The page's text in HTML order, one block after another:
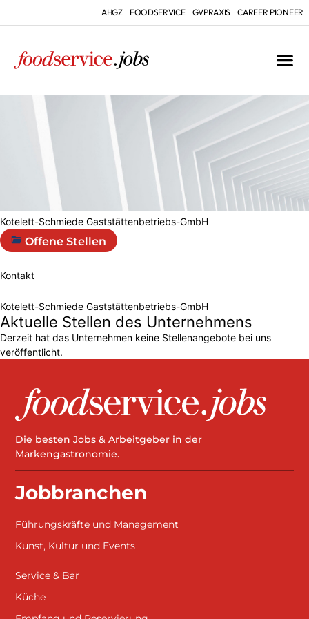
AHGZ FOODSERVICE GVPRAXIS CAREER PIONEER
Kotelett-Schmiede Gaststättenbetriebs-GmbH
Offene Stellen
Kontakt
Kotelett-Schmiede Gaststättenbetriebs-GmbH
Aktuelle Stellen des Unternehmens
Derzeit hat das Unternehmen keine Stellenangebote bei uns
veröffentlicht.
Die besten Jobs & Arbeitgeber in der
Markengastronomie.
Jobbranchen
Führungskräfte und Management
Kunst, Kultur und Events
Service & Bar
Küche